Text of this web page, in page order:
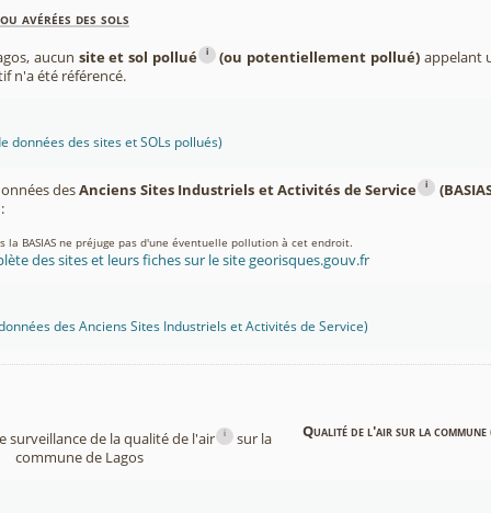
avérées des sols
aucun site et sol pollué i (ou potentiellement pollué)appelant
n'a été référencé.
données des sites et SOLs pollués)
desAnciens Sites Industriels et Activités de Service i
BASIAS ne préjuge pas d'une éventuelle pollution à cet endroit.
des sites et leurs fiches sur le site georisques.gouv.fr
des Anciens Sites Industriels et Activités de Service)
surveillance de la qualité de l'air i
sur la
commune de Lagos
Qualité de l'air sur la commune